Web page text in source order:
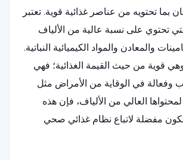
بما تحتويه من عناصر غذائية قوية. تعتبر
تحتوي على نسبة عالية من الألياف
والمعادن والمواد الكيميائية النباتية.
قوية من حيث القيمة الغذائية؛ فهي
وفعالة في الوقاية من الأمراض مثل
العالي من الألياف، فإن هذه
تكون مفضلة لاتباع نظام غذائي صحي